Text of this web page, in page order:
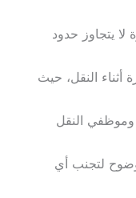
لا يتجاوز حدود
أثناء النقل، حيث
وموظفي النقل
لتجنب أي